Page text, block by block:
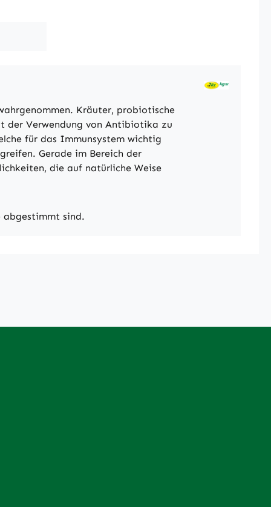
Kräuter, probiotische
der Verwendung von Antibiotika zu
für das Immunsystem wichtig
Gerade im Bereich der
die auf natürliche Weise
abgestimmt sind.